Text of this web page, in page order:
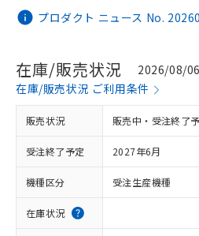
プロダクト ニュース No.
在庫/販売状況
2026/08/
在庫/販売状況 ご利用条件
販売状況 販売中・受注終了
受注終了予定 2027年6月
機種区分 受注生産機種
在庫状況